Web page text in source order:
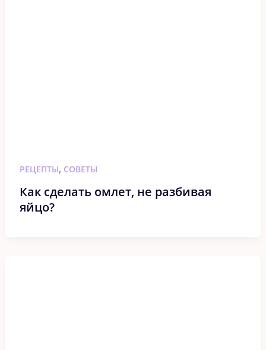
РЕЦЕПТЫ, СОВЕТЫ
Как сделать омлет, не разбивая
яйцо?